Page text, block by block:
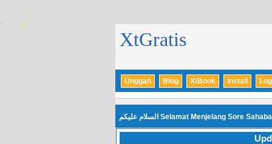
XtGratis
Unggah Blog XtBook Install
Selamat Menjelang Sore